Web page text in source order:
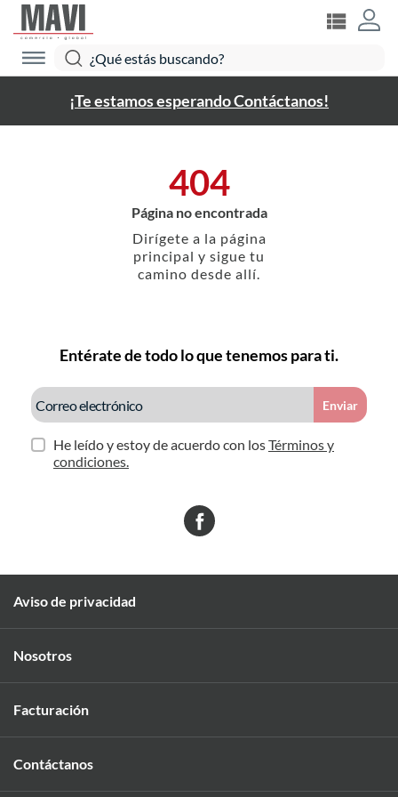
¡Te estamos esperando Contáctanos!
404
Página no encontrada
Dirígete a la página
principal y sigue tu
camino desde allí.
Entérate de todo lo que tenemos para ti.
Enviar
He leído y estoy de acuerdo con losTérminos y
condiciones.
Aviso de privacidad
Nosotros
Facturación
Contáctanos